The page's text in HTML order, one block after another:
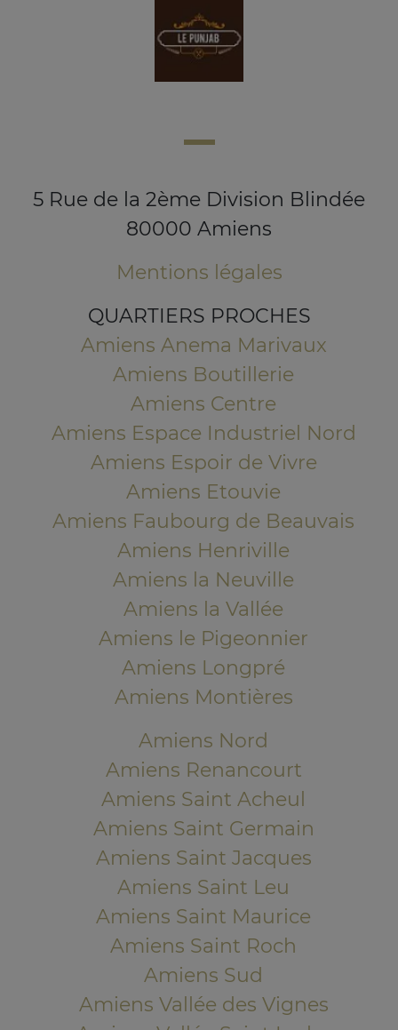
5 Rue de la 2ème Division Blindée
80000 Amiens
Mentions légales
QUARTIERS PROCHES
Amiens Anema Marivaux
Amiens Boutillerie
Amiens Centre
Amiens Espace Industriel Nord
Amiens Espoir de Vivre
Amiens Etouvie
Amiens Faubourg de Beauvais
Amiens Henriville
Amiens la Neuville
Amiens la Vallée
Amiens le Pigeonnier
Amiens Longpré
Amiens Montières
Amiens Nord
Amiens Renancourt
Amiens Saint Acheul
Amiens Saint Germain
Amiens Saint Jacques
Amiens Saint Leu
Amiens Saint Maurice
Amiens Saint Roch
Amiens Sud
Amiens Vallée des Vignes